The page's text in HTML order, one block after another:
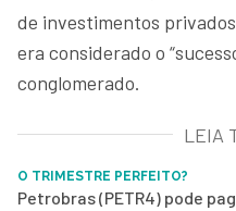
de investimentos
era considerado o
conglomerado.
LEIA
O TRIMESTRE PERFEITO?
Petrobras (PETR4) pode